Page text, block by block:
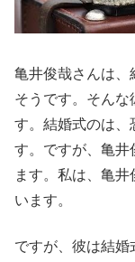
亀井俊哉さんは、
そうです。そん
す。結婚式のは、
す。ですが、亀井
ます。私は、亀
います。
ですが、彼は結